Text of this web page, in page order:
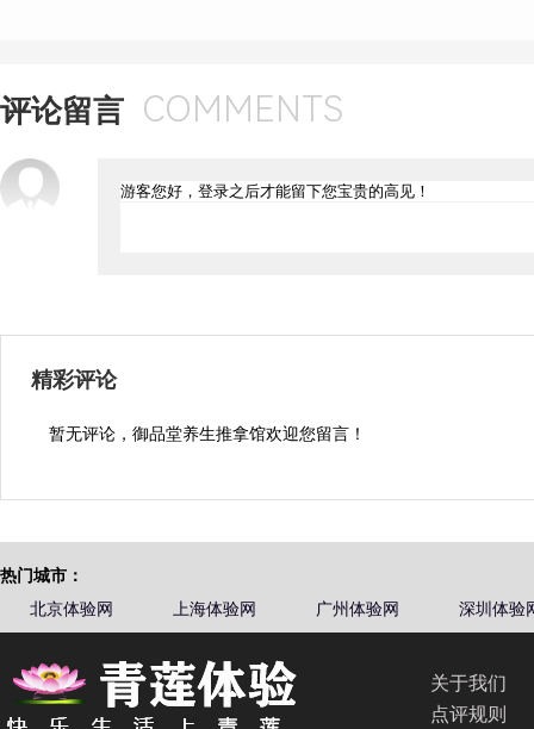
评论留言 COMMENTS
精彩评论
暂无评论，御品堂养生推拿馆欢迎您留言！
热门城市：
北京体验网
上海体验网 广州体验网 深圳体验
关于我们
点评规则